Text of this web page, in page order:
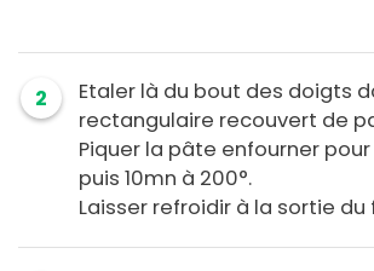
2
Etaler là du bout des doigts
rectangulaire recouvert de
Piquer la pâte enfourner pour
puis 10mn à 200°.
Laisser refroidir à la sortie du